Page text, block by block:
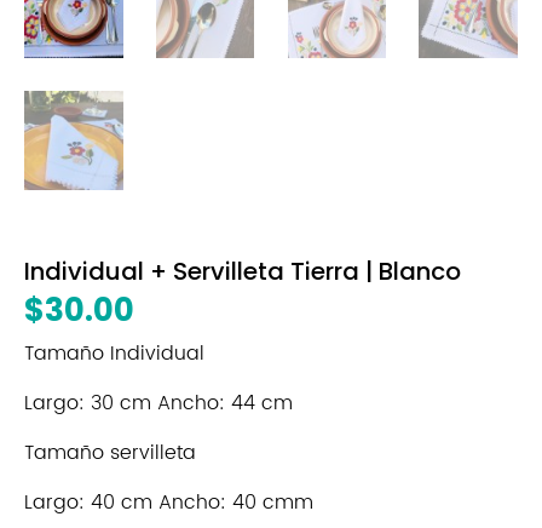
Individual + Servilleta Tierra | Blanco
$30.00
Tamaño Individual
Largo: 30 cm Ancho: 44 cm
Tamaño servilleta
Largo: 40 cm Ancho: 40 cmm